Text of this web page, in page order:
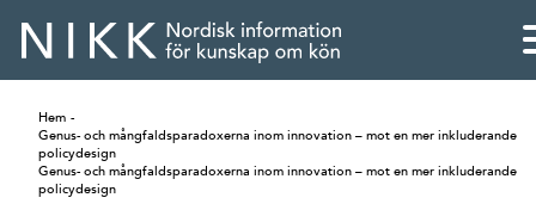
Hem
Genus- och mångfaldsparadoxerna inom innovation – mot en mer inkluderande
policydesign
Genus- och mångfaldsparadoxerna inom innovation – mot en mer inkluderande
policydesign